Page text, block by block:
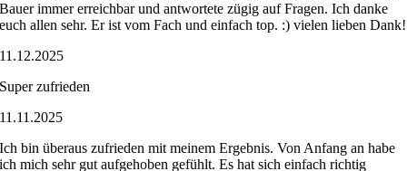
Bauer immer erreichbar und antwortete zügig auf Fragen. Ich danke
euch allen sehr. Er ist vom Fach und einfach top. :) vielen lieben Dank!
11.12.2025
Super zufrieden
11.11.2025
Ich bin überaus zufrieden mit meinem Ergebnis. Von Anfang an habe
ich mich sehr gut aufgehoben gefühlt. Es hat sich einfach richtig